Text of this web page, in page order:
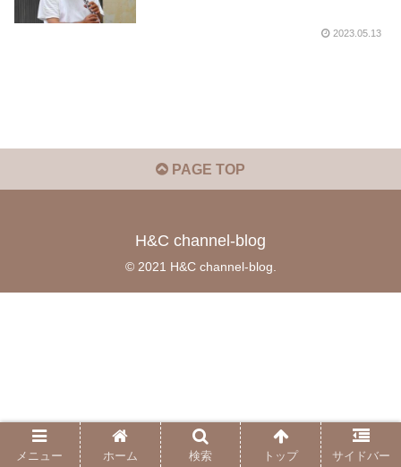
2023.05.13
PAGE TOP
H&C channel-blog
© 2021 H&C channel-blog.
メニュー ホーム 検索 トップ サイドバー